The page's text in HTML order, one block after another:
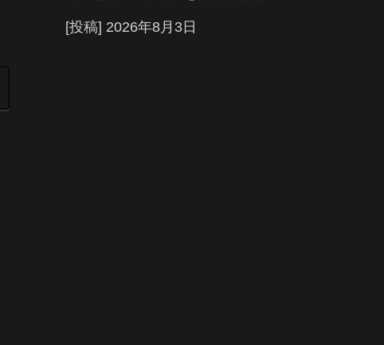
[投稿] 2026年8月3日